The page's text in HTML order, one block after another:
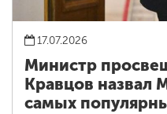
17.07.2026
Министр
Кравцов назвал
самых